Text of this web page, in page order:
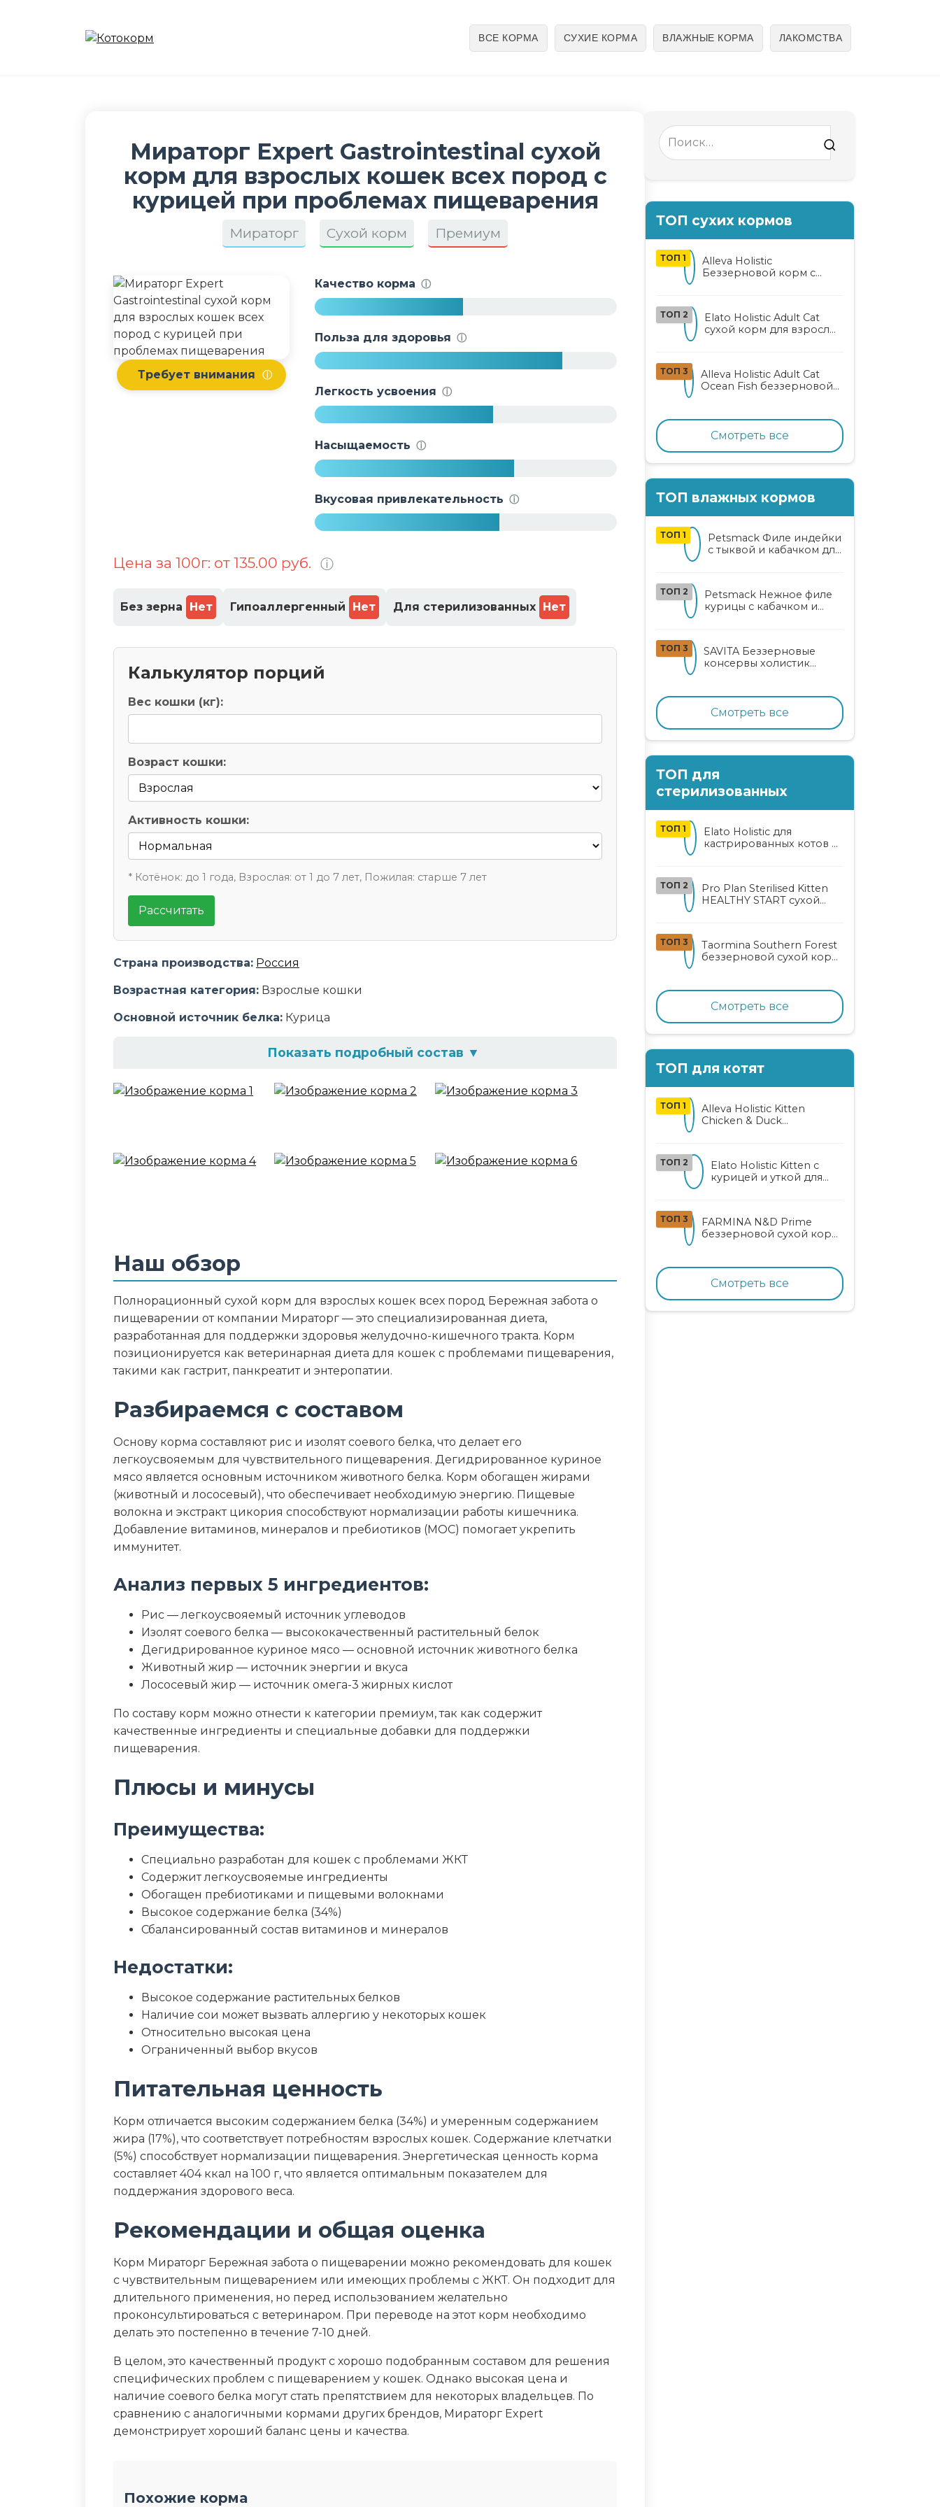
ВСЕ КОРМА СУХИЕ КОРМА ВЛАЖНЫЕ КОРМА ЛАКОМСТВА
Мираторг Expert Gastrointestinal сухой
корм для взрослых кошек всех пород с
курицей при проблемах пищеварения
Мираторг Сухой корм Премиум
Требует внимания ⓘ
Качество корма ⓘ
Польза для здоровья ⓘ
Легкость усвоения ⓘ
Насыщаемость ⓘ
Вкусовая привлекательность ⓘ
Цена за 100г: от 135.00 руб. ⓘ
Без зерна Нет Гипоаллергенный Нет Для стерилизованных Нет
Калькулятор порций
Вес кошки (кг):
Возраст кошки:
Активность кошки:
* Котёнок: до 1 года, Взрослая: от 1 до 7 лет, Пожилая: старше 7 лет
Рассчитать
Страна производства: Россия
Возрастная категория: Взрослые кошки
Основной источник белка: Курица
Показать подробный состав ▼
Состав корма
высушенная мякоть свеклы, минеральные вещества, семена подорожника, соль,
протеин – 34,0%, жир – 17%, зола – 6%, клетчатка – 5%, кальций – 0,8%, фосфор –
0,7%, Омега-3 – 1,1%, омега-6 – 2,5%, влага – 6%
Дополнительные ингредиенты
лососевый жир, экстракт цикория, семена льна, маннаноолигосахариды, экстракт
бархатцев
Пищевая ценность
Жир (%) 17
Клетчатка (%) 5
Зола (%) 6
Наш обзор
Полнорационный сухой корм для взрослых кошек всех пород Бережная забота о
пищеварении от компании Мираторг — это специализированная диета,
разработанная для поддержки здоровья желудочно-кишечного тракта. Корм
позиционируется как ветеринарная диета для кошек с проблемами пищеварения,
такими как гастрит, панкреатит и энтеропатии.
Разбираемся с составом
Основу корма составляют рис и изолят соевого белка, что делает его
легкоусвояемым для чувствительного пищеварения. Дегидрированное куриное
мясо является основным источником животного белка. Корм обогащен жирами
(животный и лососевый), что обеспечивает необходимую энергию. Пищевые
волокна и экстракт цикория способствуют нормализации работы кишечника.
Добавление витаминов, минералов и пребиотиков (МОС) помогает укрепить
иммунитет.
Анализ первых 5 ингредиентов:
Рис — легкоусвояемый источник углеводов
Изолят соевого белка — высококачественный растительный белок
Дегидрированное куриное мясо — основной источник животного белка
Животный жир — источник энергии и вкуса
Лососевый жир — источник омега-3 жирных кислот
По составу корм можно отнести к категории премиум, так как содержит
качественные ингредиенты и специальные добавки для поддержки
пищеварения.
Плюсы и минусы
Преимущества:
Специально разработан для кошек с проблемами ЖКТ
Содержит легкоусвояемые ингредиенты
Обогащен пребиотиками и пищевыми волокнами
Высокое содержание белка (34%)
Сбалансированный состав витаминов и минералов
Недостатки:
Высокое содержание растительных белков
Наличие сои может вызвать аллергию у некоторых кошек
Относительно высокая цена
Ограниченный выбор вкусов
Питательная ценность
Корм отличается высоким содержанием белка (34%) и умеренным содержанием
жира (17%), что соответствует потребностям взрослых кошек. Содержание клетчатки
(5%) способствует нормализации пищеварения. Энергетическая ценность корма
составляет 404 ккал на 100 г, что является оптимальным показателем для
поддержания здорового веса.
Рекомендации и общая оценка
Корм Мираторг Бережная забота о пищеварении можно рекомендовать для кошек
с чувствительным пищеварением или имеющих проблемы с ЖКТ. Он подходит для
длительного применения, но перед использованием желательно
проконсультироваться с ветеринаром. При переводе на этот корм необходимо
делать это постепенно в течение 7-10 дней.
В целом, это качественный продукт с хорошо подобранным составом для решения
специфических проблем с пищеварением у кошек. Однако высокая цена и
наличие соевого белка могут стать препятствием для некоторых владельцев. По
сравнению с аналогичными кормами других брендов, Мираторг Expert
демонстрирует хороший баланс цены и качества.
Похожие корма
Search
for:
ТОП сухих кормов
ТОП 1
Alleva Holistic
Беззерновой корм с
ТОП 2
Elato Holistic Adult Cat
сухой корм для взрослых
ТОП 3
Alleva Holistic Adult Cat
Ocean Fish беззерновой
рыбой, коноплей и алоэ
вера
Смотреть все
ТОП влажных кормов
ТОП 1
Petsmack Филе индейки
с тыквой и кабачком для
ТОП 2
Petsmack Нежное филе
курицы с кабачком и
ТОП 3
SAVITA Беззерновые
консервы холистик
Смотреть все
ТОП для
стерилизованных
ТОП 1
Elato Holistic для
кастрированных котов и
ТОП 2
Pro Plan Sterilised Kitten
HEALTHY START сухой
лососем
ТОП 3
Taormina Southern Forest
беззерновой сухой корм
ягодами и овощами
Смотреть все
ТОП для котят
ТОП 1
Alleva Holistic Kitten
Chicken & Duck
ТОП 2
Elato Holistic Kitten с
курицей и уткой для
ТОП 3
FARMINA N&D Prime
беззерновой сухой корм
курицей и гранатом
Смотреть все